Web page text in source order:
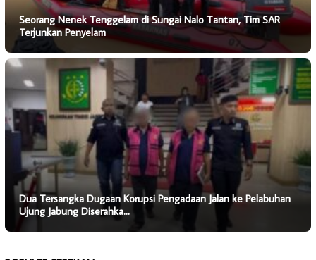
Seorang Nenek Tenggelam di Sungai Nalo Tantan, Tim SAR
Terjunkan Penyelam
Dua Tersangka Dugaan Korupsi Pengadaan Jalan ke Pelabuhan
Ujung Jabung Diserahka…